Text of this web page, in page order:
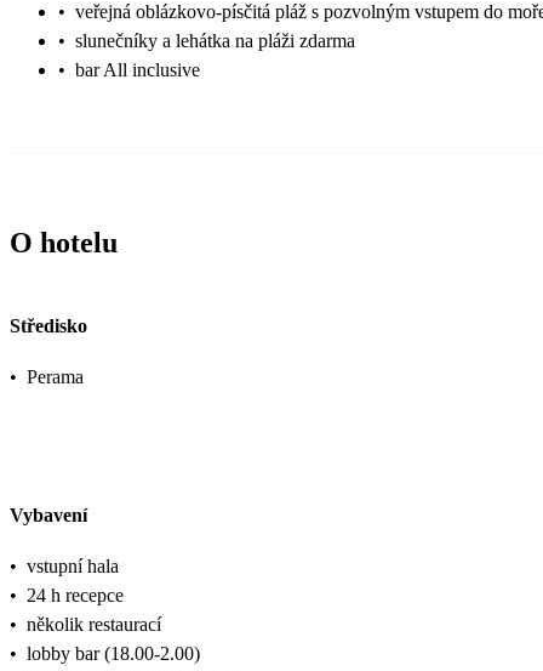
• veřejná oblázkovo-písčitá pláž s pozvolným vstupem do
• slunečníky a lehátka na pláži zdarma
• bar All inclusive
O hotelu
Středisko
• Perama
Vybavení
• vstupní hala
• 24 h recepce
• několik restaurací
• lobby bar (18.00-2.00)